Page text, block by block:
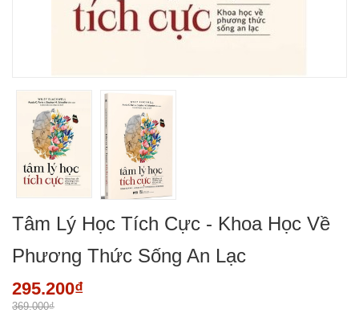
Tâm Lý Học Tích Cực - Khoa Học Về
Phương Thức Sống An Lạc
295.200₫
369.000₫